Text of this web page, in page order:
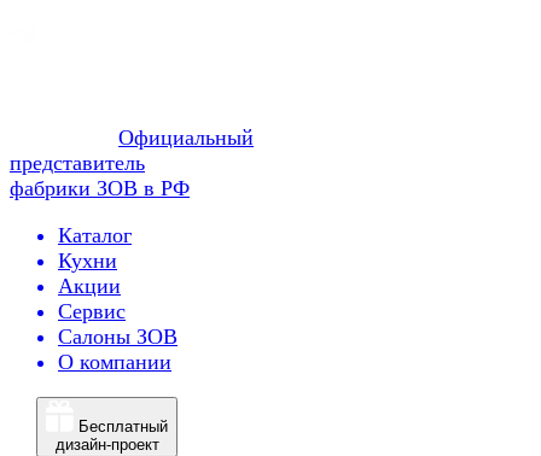
Официальный
представитель
фабрики ЗОВ в РФ
Каталог
Кухни
Акции
Сервис
Салоны ЗОВ
О компании
Бесплатный
дизайн-проект